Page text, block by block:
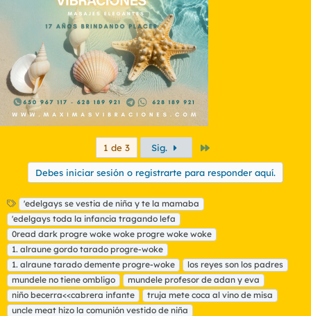
1 de 3 Sig.
Debes iniciar sesión o registrarte para responder aquí.
E
t
i
q
u
e
t
a
s
'edelgays se vestia de niña y te la mamaba
'edelgays toda la infancia tragando lefa
0read dark progre woke woke progre woke woke
1. alraune gordo tarado progre-woke
1. alraune tarado demente progre-woke
los reyes son los padres
mundele no tiene ombligo
mundele profesor de adan y eva
niño becerra<<cabrera infante
truja mete coca al vino de misa
uncle meat hizo la comunión vestido de niña